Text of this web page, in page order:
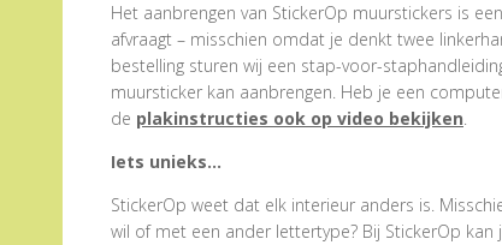
Het aanbrengen van StickerOp muurstickers is
afvraagt – misschien omdat je denkt twee
bestelling sturen wij een stap-voor-
muursticker kan aanbrengen. Heb je een
de plakinstructies ook op video bekijken.
Iets unieks…
StickerOp weet dat elk interieur anders is.
wil of met een ander lettertype? Bij StickerOp kan